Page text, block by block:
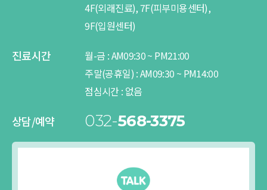
4F(외래진료), 7F(피부미용센터),
9F(입원센터)
진료시간 월-금 :AM09:30 ~ PM21:00
주말(공휴일) :AM09:30 ~ PM14:00
점심시간 : 없음
상담/예약 032-568-3375